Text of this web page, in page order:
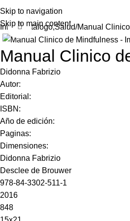
Skip to navigation
Skip to main content
Inicio Catálogo,Salud Manual
Click to enlarge
Manual Clinico
Didonna Fabrizio
Autor:
Editorial:
ISBN:
Año de edición:
Paginas:
Dimensiones:
Didonna Fabrizio
Desclee de Brouwer
978-84-3302-511-1
2016
848